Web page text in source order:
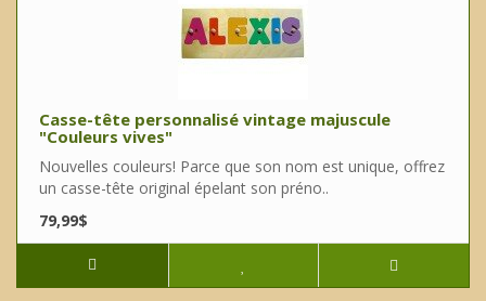
Casse-tête personnalisé vintage majuscule
"Couleurs vives"
Nouvelles couleurs! Parce que son nom est unique, offrez
un casse-tête original épelant son préno..
79,99$